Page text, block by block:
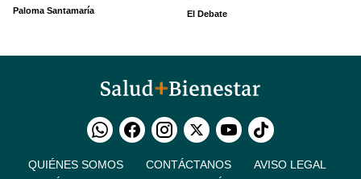
Paloma Santamaría El Debate
QUIÉNES SOMOS CONTÁCTANOS
AVISO LEGAL